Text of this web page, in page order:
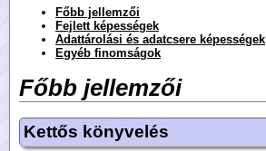
Főbb jellemzői
Fejlett képességek
Adattárolási és adatcsere képességek
Egyéb finomságok
Főbb jellemzői
Kettős könyvelés